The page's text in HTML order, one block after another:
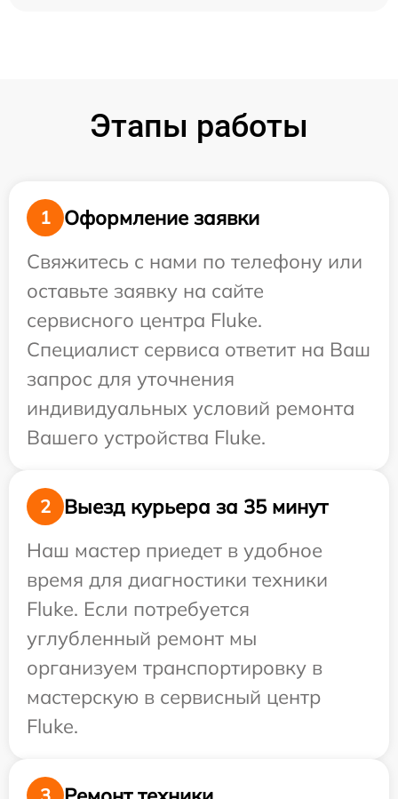
Этапы работы
1
Оформление заявки
Свяжитесь с нами по телефону или
оставьте заявку на сайте
сервисного центра Fluke.
Специалист сервиса ответит на Ваш
запрос для уточнения
индивидуальных условий ремонта
Вашего устройства Fluke.
2
Выезд курьера за 35 минут
Наш мастер приедет в удобное
время для диагностики техники
Fluke. Если потребуется
углубленный ремонт мы
организуем транспортировку в
мастерскую в сервисный центр
Fluke.